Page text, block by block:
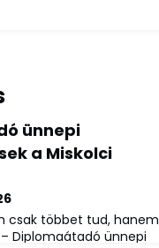
ünnepi
a Miskolci
csak többet tud, hanem
Diplomaátadó ünnepi